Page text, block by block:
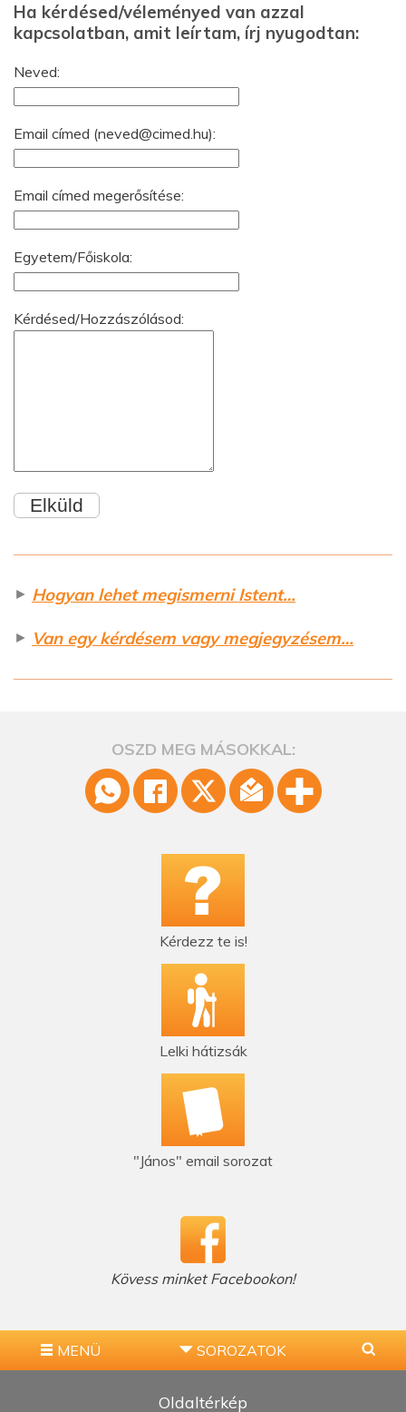
Ha kérdésed/véleményed van azzal
kapcsolatban, amit leírtam, írj nyugodtan:
Neved:
Email címed (neved@cimed.hu):
Email címed megerősítése:
Egyetem/Főiskola:
Kérdésed/Hozzászólásod:
► Hogyan lehet megismerni Istent…
► Van egy kérdésem vagy megjegyzésem…
OSZD MEG MÁSOKKAL:
Kérdezz te is!
Lelki hátizsák
"János" email sorozat
Kövess minket Facebookon!
MENÜ SOROZATOK
Oldaltérkép